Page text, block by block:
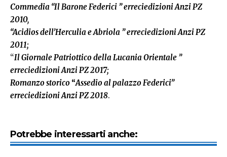
Commedia “Il Barone Federici ” erreciedizioni Anzi PZ
2010,
“Acidios dell’Herculia e Abriola ” erreciedizioni Anzi PZ
2011;
“Il Giornale Patriottico della Lucania Orientale ”
erreciedizioni Anzi PZ 2017;
Romanzo storico “Assedio al palazzo Federici”
erreciedizioni Anzi PZ 2018.
Potrebbe interessarti anche: